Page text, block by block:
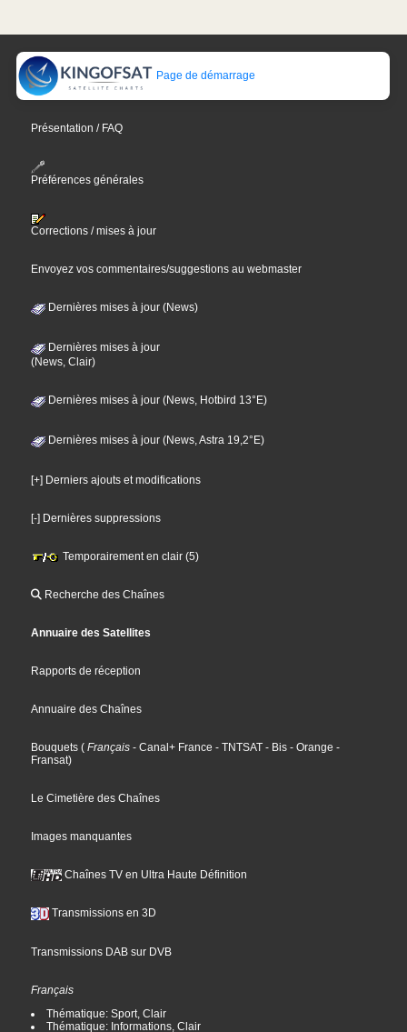
Page de démarrage
Présentation / FAQ
Préférences générales
Corrections / mises à jour
Envoyez vos commentaires/suggestions au webmaster
Dernières mises à jour (News)
Dernières mises à jour
(News, Clair)
Dernières mises à jour (News, Hotbird 13°E)
Dernières mises à jour (News, Astra 19,2°E)
[+] Derniers ajouts et modifications
[-] Dernières suppressions
Temporairement en clair (5)
Recherche des Chaînes
Annuaire des Satellites
Rapports de réception
Annuaire des Chaînes
Bouquets ( Français - Canal+ France - TNTSAT - Bis - Orange -
Fransat)
Le Cimetière des Chaînes
Images manquantes
Chaînes TV en Ultra Haute Définition
Transmissions en 3D
Transmissions DAB sur DVB
Français
Thématique: Sport, Clair
Thématique: Informations, Clair